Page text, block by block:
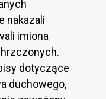
nakazali
imiona
dotyczące
duchowego,